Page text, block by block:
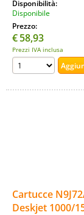
Disponibilità:
Disponibile
Prezzo:
€58,93
Prezzi IVA inclusa
Cartucce
Deskjet 1000/